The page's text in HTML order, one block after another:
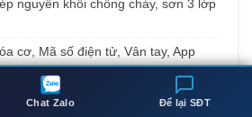
Chat Zalo Để lại SĐT
nguyên khối chống cháy, sơn 3 lớp
cơ, Mã số điện tử, Vân tay, App